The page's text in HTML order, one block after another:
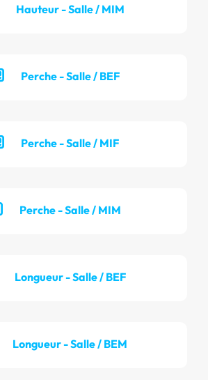
Hauteur - Salle / MIM
Perche - Salle / BEF
Perche - Salle / MIF
Perche - Salle / MIM
Longueur - Salle / BEF
Longueur - Salle / BEM